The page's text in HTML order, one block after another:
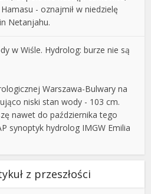
- oznajmił w niedzielę
Netanjahu.
w Wiśle. Hydrolog: burze nie są
Warszawa-Bulwary na
niski stan wody - 103 cm.
nawet do października tego
synoptyk hydrolog IMGW Emilia
z przeszłości